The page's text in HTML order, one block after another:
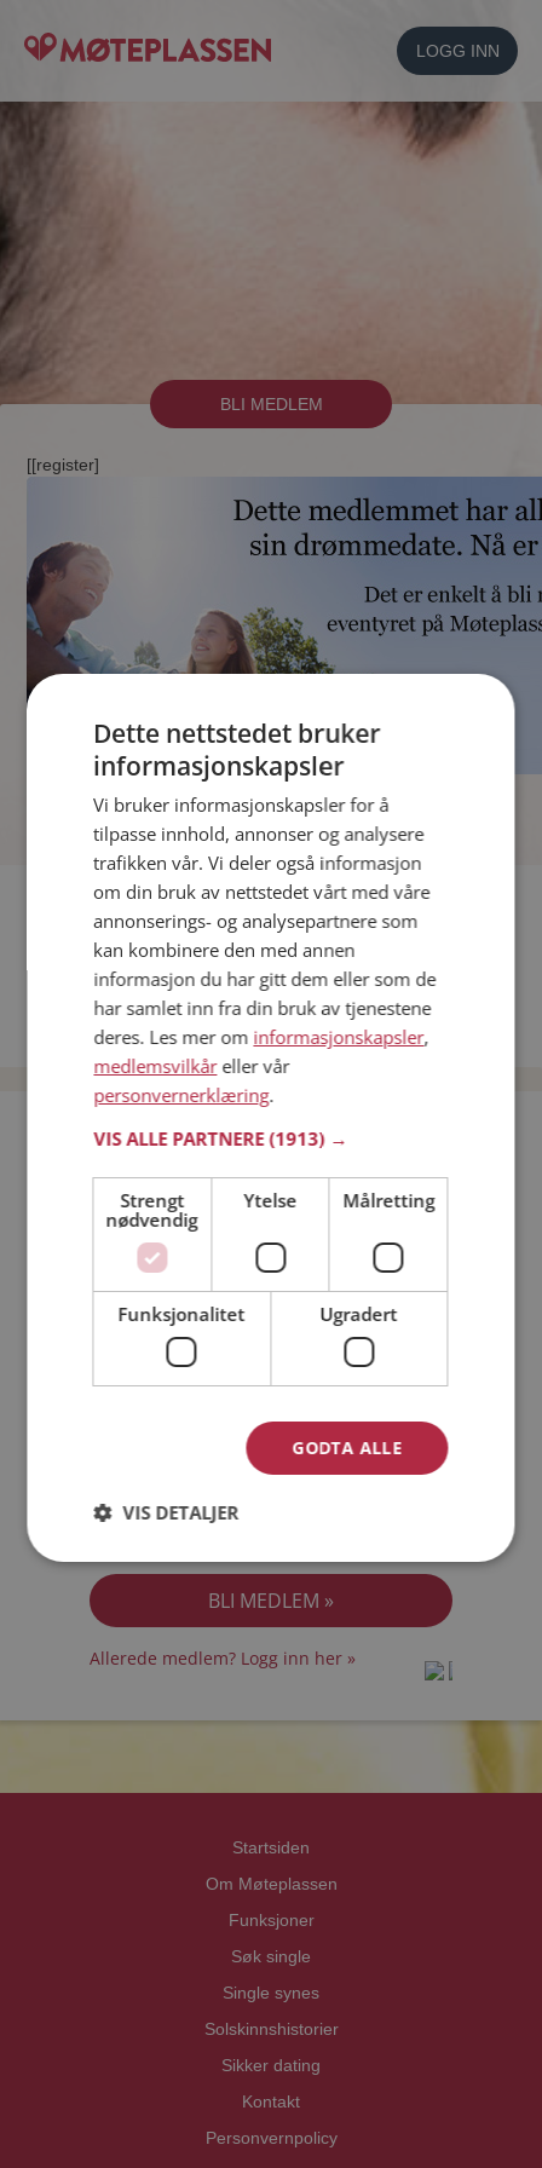
LOGG INN
BLI MEDLEM
[[register]
Fler single
Date menn i Norge
Date kvinner i Norge
Bli medlem gratis!
Jeg er en: Mann Kvinne
Min alder:
Jeg akseptererMedlemsvilkårene
Allerede medlem? Logg inn her »
Startsiden
Om Møteplassen
Funksjoner
Søk single
Single synes
Solskinnshistorier
Sikker dating
Kontakt
Personvernpolicy
Dette nettstedet bruker
informasjonskapsler
Vi bruker informasjonskapsler for å
tilpasse innhold, annonser og analysere
trafikken vår. Vi deler også informasjon
om din bruk av nettstedet vårt med våre
annonserings- og analysepartnere som
kan kombinere den med annen
informasjon du har gitt dem eller som de
har samlet inn fra din bruk av tjenestene
deres. Les mer om informasjonskapsler,
medlemsvilkåreller vår
personvernerklæring.
VIS ALLE PARTNERE(1913) →
Strengt
nødvendig
Ytelse Målretting
Funksjonalitet Ugradert
GODTA ALLE
VIS DETALJER